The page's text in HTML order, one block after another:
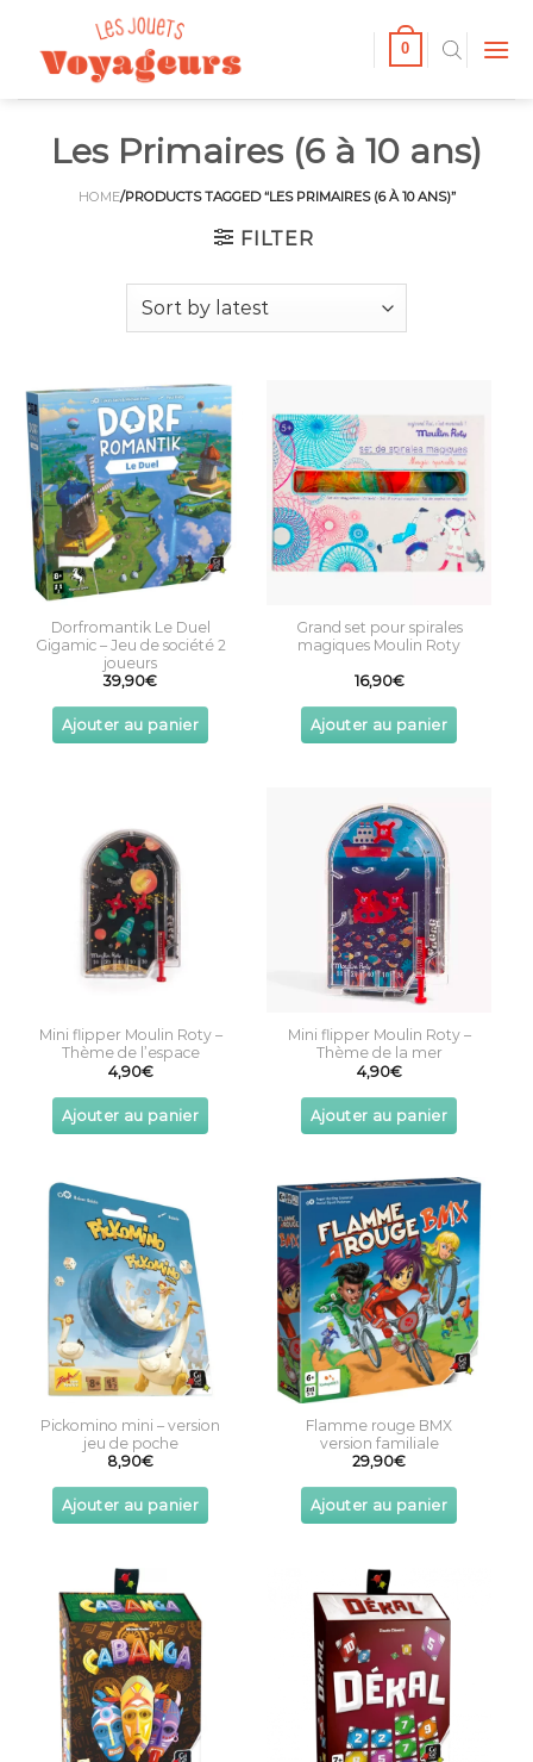
contenu
0
Les Primaires (6 à 10 ans)
HOME/PRODUCTS TAGGED “LES PRIMAIRES (6 À 10 ANS)”
FILTER
Dorfromantik Le Duel
Gigamic – Jeu de société 2
joueurs
39,90€
Ajouter au panier
Grand set pour spirales
magiques Moulin Roty
16,90€
Ajouter au panier
Mini flipper Moulin Roty –
Thème de l’espace
4,90€
Ajouter au panier
Mini flipper Moulin Roty –
Thème de la mer
4,90€
Ajouter au panier
Pickomino mini – version
jeu de poche
8,90€
Ajouter au panier
Flamme rouge BMX
version familiale
29,90€
Ajouter au panier